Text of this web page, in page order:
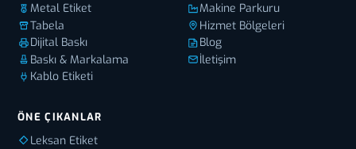
Metal Etiket
Tabela
Dijital Baskı
Baskı & Markalama
Kablo Etiketi
Makine Parkuru
Hizmet Bölgeleri
Blog
İletişim
ÖNE ÇIKANLAR
Leksan Etiket